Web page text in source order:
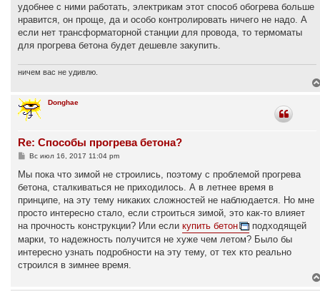
удобнее с ними работать, электрикам этот способ обогрева больше
нравится, он проще, да и особо контролировать ничего не надо. А
если нет трансформаторной станции для провода, то термоматы
для прогрева бетона будет дешевле закупить.
ничем вас не удивлю.
Donghae
Re: Способы прогрева бетона?
С
о
щ
е
и
е
Вс июл 16, 2017 11:04 pm
Мы пока что зимой не строились, поэтому с проблемой прогрева
бетона, сталкиваться не приходилось. А в летнее время в
принципе, на эту тему никаких сложностей не наблюдается. Но мне
просто интересно стало, если строиться зимой, это как-то влияет
на прочность конструкции? Или если купить бетон
подходящей
марки, то надежность получится не хуже чем летом? Было бы
интересно узнать подробности на эту тему, от тех кто реально
строился в зимнее время.